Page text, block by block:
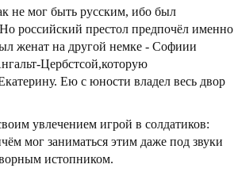
не мог быть русским, ибо был
российский престол предпочёл именно
женат на другой немке - Софиии
Цербстсой,которую
Ею с юности владел весь двор
увлечением игрой в солдатиков:
мог заниматься этим даже под звуки
истопником.